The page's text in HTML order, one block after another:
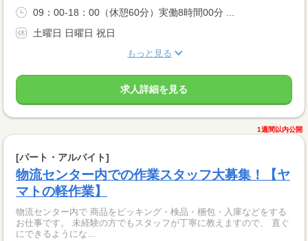
09：00-18：00（休憩60分）実働8時間00分 ...
土曜日 日曜日 祝日
もっと見る
求人詳細を見る
1週間以内公開
[パート・アルバイト]
物流センター内での作業スタッフ大募集！【ヤ
マトの軽作業】
物流センター内で 商品をピッキング・検品・梱包・入庫などをする
お仕事です。 未経験の方でもスタッフが丁寧に教えますので、 直ぐ
にできるようにな...